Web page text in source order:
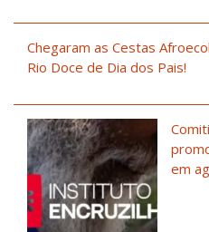
Chegaram as Cestas
Rio Doce de Dia dos Pais!
em